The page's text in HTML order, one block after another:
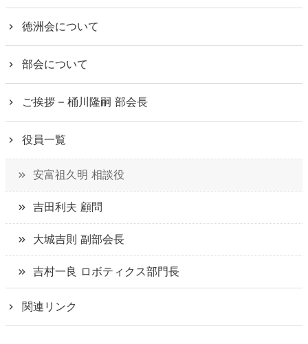
徳洲会について
部会について
ご挨拶 – 桶川隆嗣 部会長
役員一覧
安富祖久明 相談役
吉田利夫 顧問
大城吉則 副部会長
吉村一良 ロボティクス部門長
関連リンク